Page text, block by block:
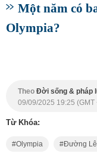
Một năm có
Olympia?
Theo Đời sống & pháp
09/09/2025 19:25 (GMT
Từ Khóa:
Olympia Đường